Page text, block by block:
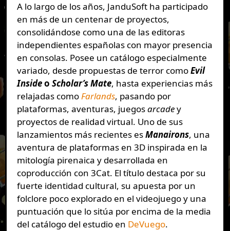
A lo largo de los años, JanduSoft ha participado
en más de un centenar de proyectos,
consolidándose como una de las editoras
independientes españolas con mayor presencia
en consolas. Posee un catálogo especialmente
variado, desde propuestas de terror comoEvil
Insideo Scholar’s Mate, hasta experiencias más
relajadas comoFarlands, pasando por
plataformas, aventuras, juegosarcadey
proyectos de realidad virtual. Uno de sus
lanzamientos más recientes esManairons, una
aventura de plataformas en 3D inspirada en la
mitología pirenaica y desarrollada en
coproducción con 3Cat. El título destaca por su
fuerte identidad cultural, su apuesta por un
folclore poco explorado en el videojuego y una
puntuación que lo sitúa por encima de la media
del catálogo del estudio en DeVuego.